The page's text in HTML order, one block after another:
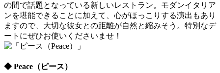
の間で話題となっている新しいレストラン。モダンイタリア
ンを堪能できることに加えて、心がほっこりする演出もあり
ますので、大切な彼女との距離が自然と縮みそう。特別なデ
ートにぜひお使いくださいませ！
◆ Peace（ピース）